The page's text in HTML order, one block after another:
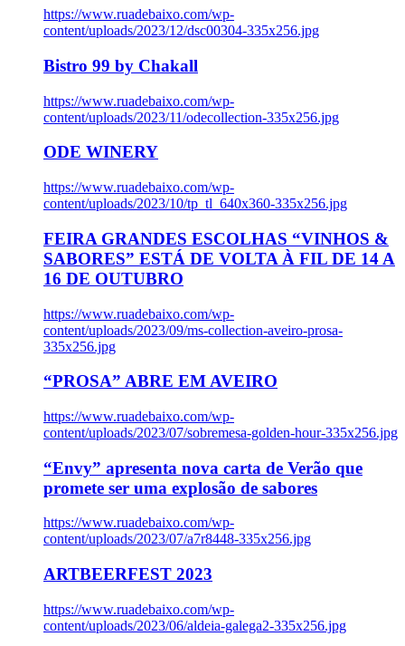
https://www.ruadebaixo.com/wp-
content/uploads/2023/12/dsc00304-335x256.jpg
Bistro 99 by Chakall
https://www.ruadebaixo.com/wp-
content/uploads/2023/11/odecollection-335x256.jpg
ODE WINERY
https://www.ruadebaixo.com/wp-
content/uploads/2023/10/tp_tl_640x360-335x256.jpg
FEIRA GRANDES ESCOLHAS “VINHOS &
SABORES” ESTÁ DE VOLTA À FIL DE 14 A
16 DE OUTUBRO
https://www.ruadebaixo.com/wp-
content/uploads/2023/09/ms-collection-aveiro-prosa-
335x256.jpg
“PROSA” ABRE EM AVEIRO
https://www.ruadebaixo.com/wp-
content/uploads/2023/07/sobremesa-golden-hour-335x256.jpg
“Envy” apresenta nova carta de Verão que
promete ser uma explosão de sabores
https://www.ruadebaixo.com/wp-
content/uploads/2023/07/a7r8448-335x256.jpg
ARTBEERFEST 2023
https://www.ruadebaixo.com/wp-
content/uploads/2023/06/aldeia-galega2-335x256.jpg